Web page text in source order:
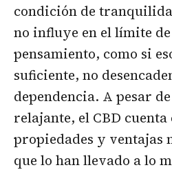
condición de
no influye en el límite
pensamiento, como si
suficiente, no
dependencia. A pesar
relajante, el CBD cuenta
propiedades y ventajas
que lo han llevado a lo